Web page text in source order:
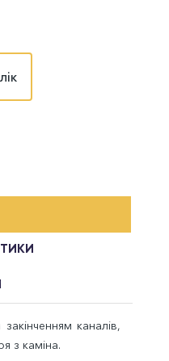
каналів,
з каміна.